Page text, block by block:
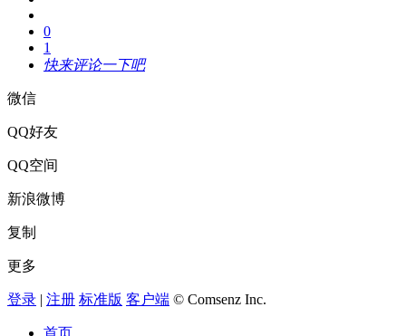
0
1
快来评论一下吧
微信
QQ好友
QQ空间
新浪微博
复制
更多
登录 | 注册 标准版 客户端 © Comsenz Inc.